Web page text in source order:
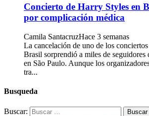
Concierto de Harry Styles en
por complicación médica
Camila SantacruzHace 3 semanas
La cancelación de uno de los
Brasil sorprendió a miles de seguidores
en São Paulo. Aunque los
tra...
Busqueda
Buscar: